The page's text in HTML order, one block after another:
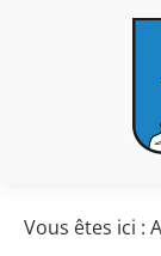
Vous êtes ici :